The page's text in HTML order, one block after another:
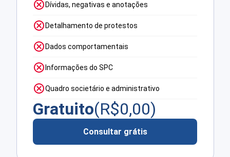
Dívidas, negativas e anotações
Detalhamento de protestos
Dados comportamentais
Informações do SPC
Quadro societário e administrativo
Gratuito(R$0,00)
Consultar grátis